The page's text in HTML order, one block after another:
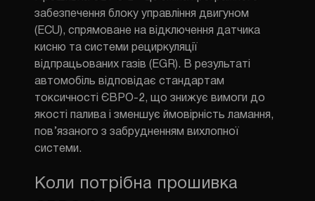
забезпечення блоку управління двигуном
(ECU), спрямоване на відключення датчика
кисню та системи рециркуляції
відпрацьованих газів (EGR). В результаті
автомобіль відповідає стандартам
токсичності ЄВРО-2, що знижує вимоги до
якості палива і зменшує ймовірність ламання,
пов’язаного з забрудненням вихлопної
системи.
Коли потрібна прошивка